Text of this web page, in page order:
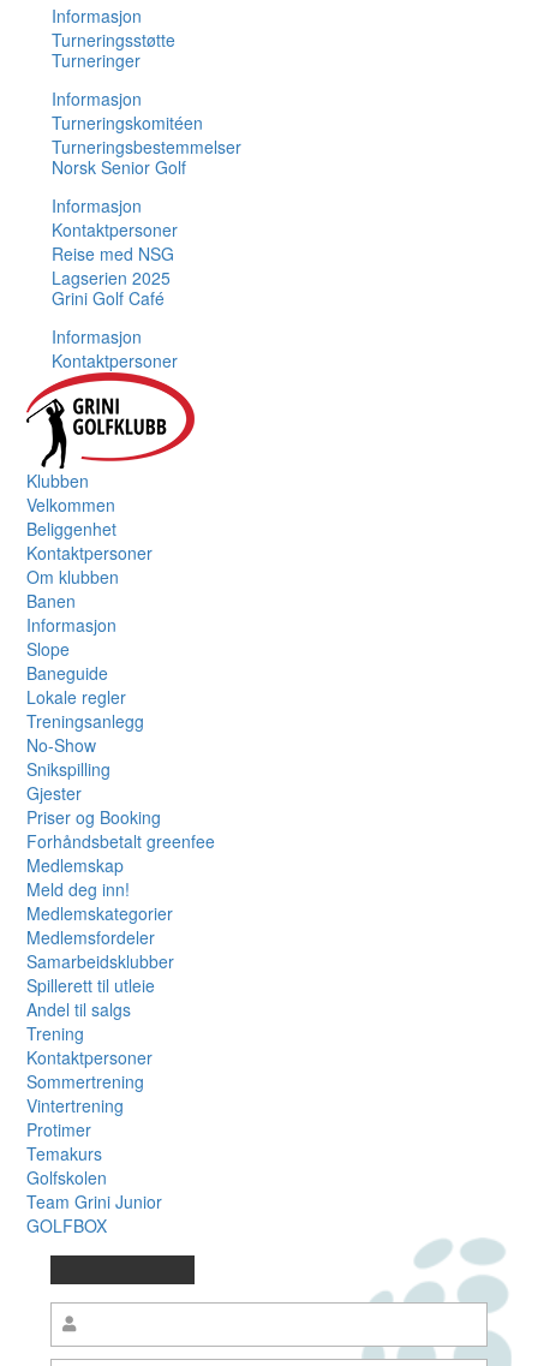
Informasjon
Turneringsstøtte
Turneringer
Informasjon
Turneringskomitéen
Turneringsbestemmelser
Norsk Senior Golf
Informasjon
Kontaktpersoner
Reise med NSG
Lagserien 2025
Grini Golf Café
Informasjon
Kontaktpersoner
Klubben
Velkommen
Beliggenhet
Kontaktpersoner
Om klubben
Banen
Informasjon
Slope
Baneguide
Lokale regler
Treningsanlegg
No-Show
Snikspilling
Gjester
Priser og Booking
Forhåndsbetalt greenfee
Medlemskap
Meld deg inn!
Medlemskategorier
Medlemsfordeler
Samarbeidsklubber
Spillerett til utleie
Andel til salgs
Trening
Kontaktpersoner
Sommertrening
Vintertrening
Protimer
Temakurs
Golfskolen
Team Grini Junior
GOLFBOX